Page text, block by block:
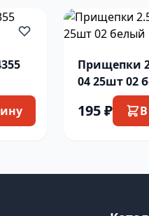
Прищепки
04 25шт 02
195 ₽